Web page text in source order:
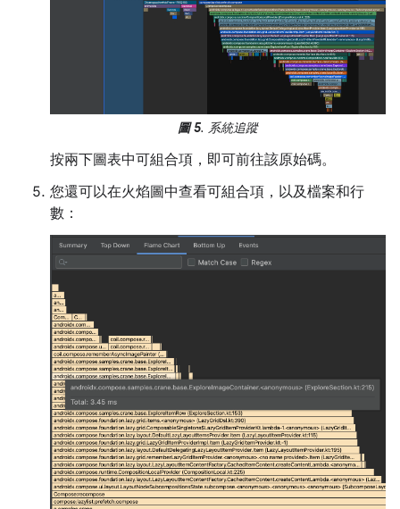
圖 5. 系統追蹤
按兩下圖表中可組合項，即可前往該原始碼。
您還可以在火焰圖中查看可組合項，以及檔案和行
數：